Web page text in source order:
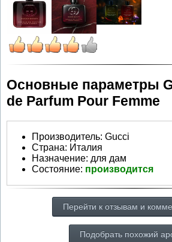
Основные параметры
de Parfum Pour Femme
Производитель: Gucci
Страна: Италия
Назначение: для дам
Состояние: производится
Перейти к отзывам и
Подобрать похожий